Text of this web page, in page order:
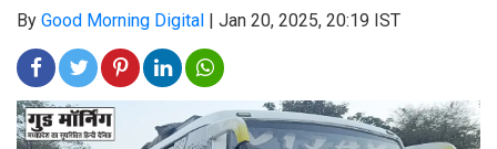
By Good Morning Digital | Jan 20, 2025, 20:19 IST